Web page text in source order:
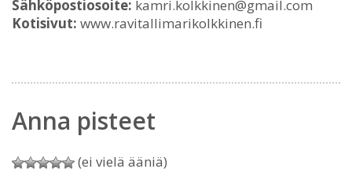
Sähköpostiosoite: kamri.kolkkinen@gmail.com
Kotisivut: www.ravitallimarikolkkinen.fi
Anna pisteet
(ei vielä ääniä)